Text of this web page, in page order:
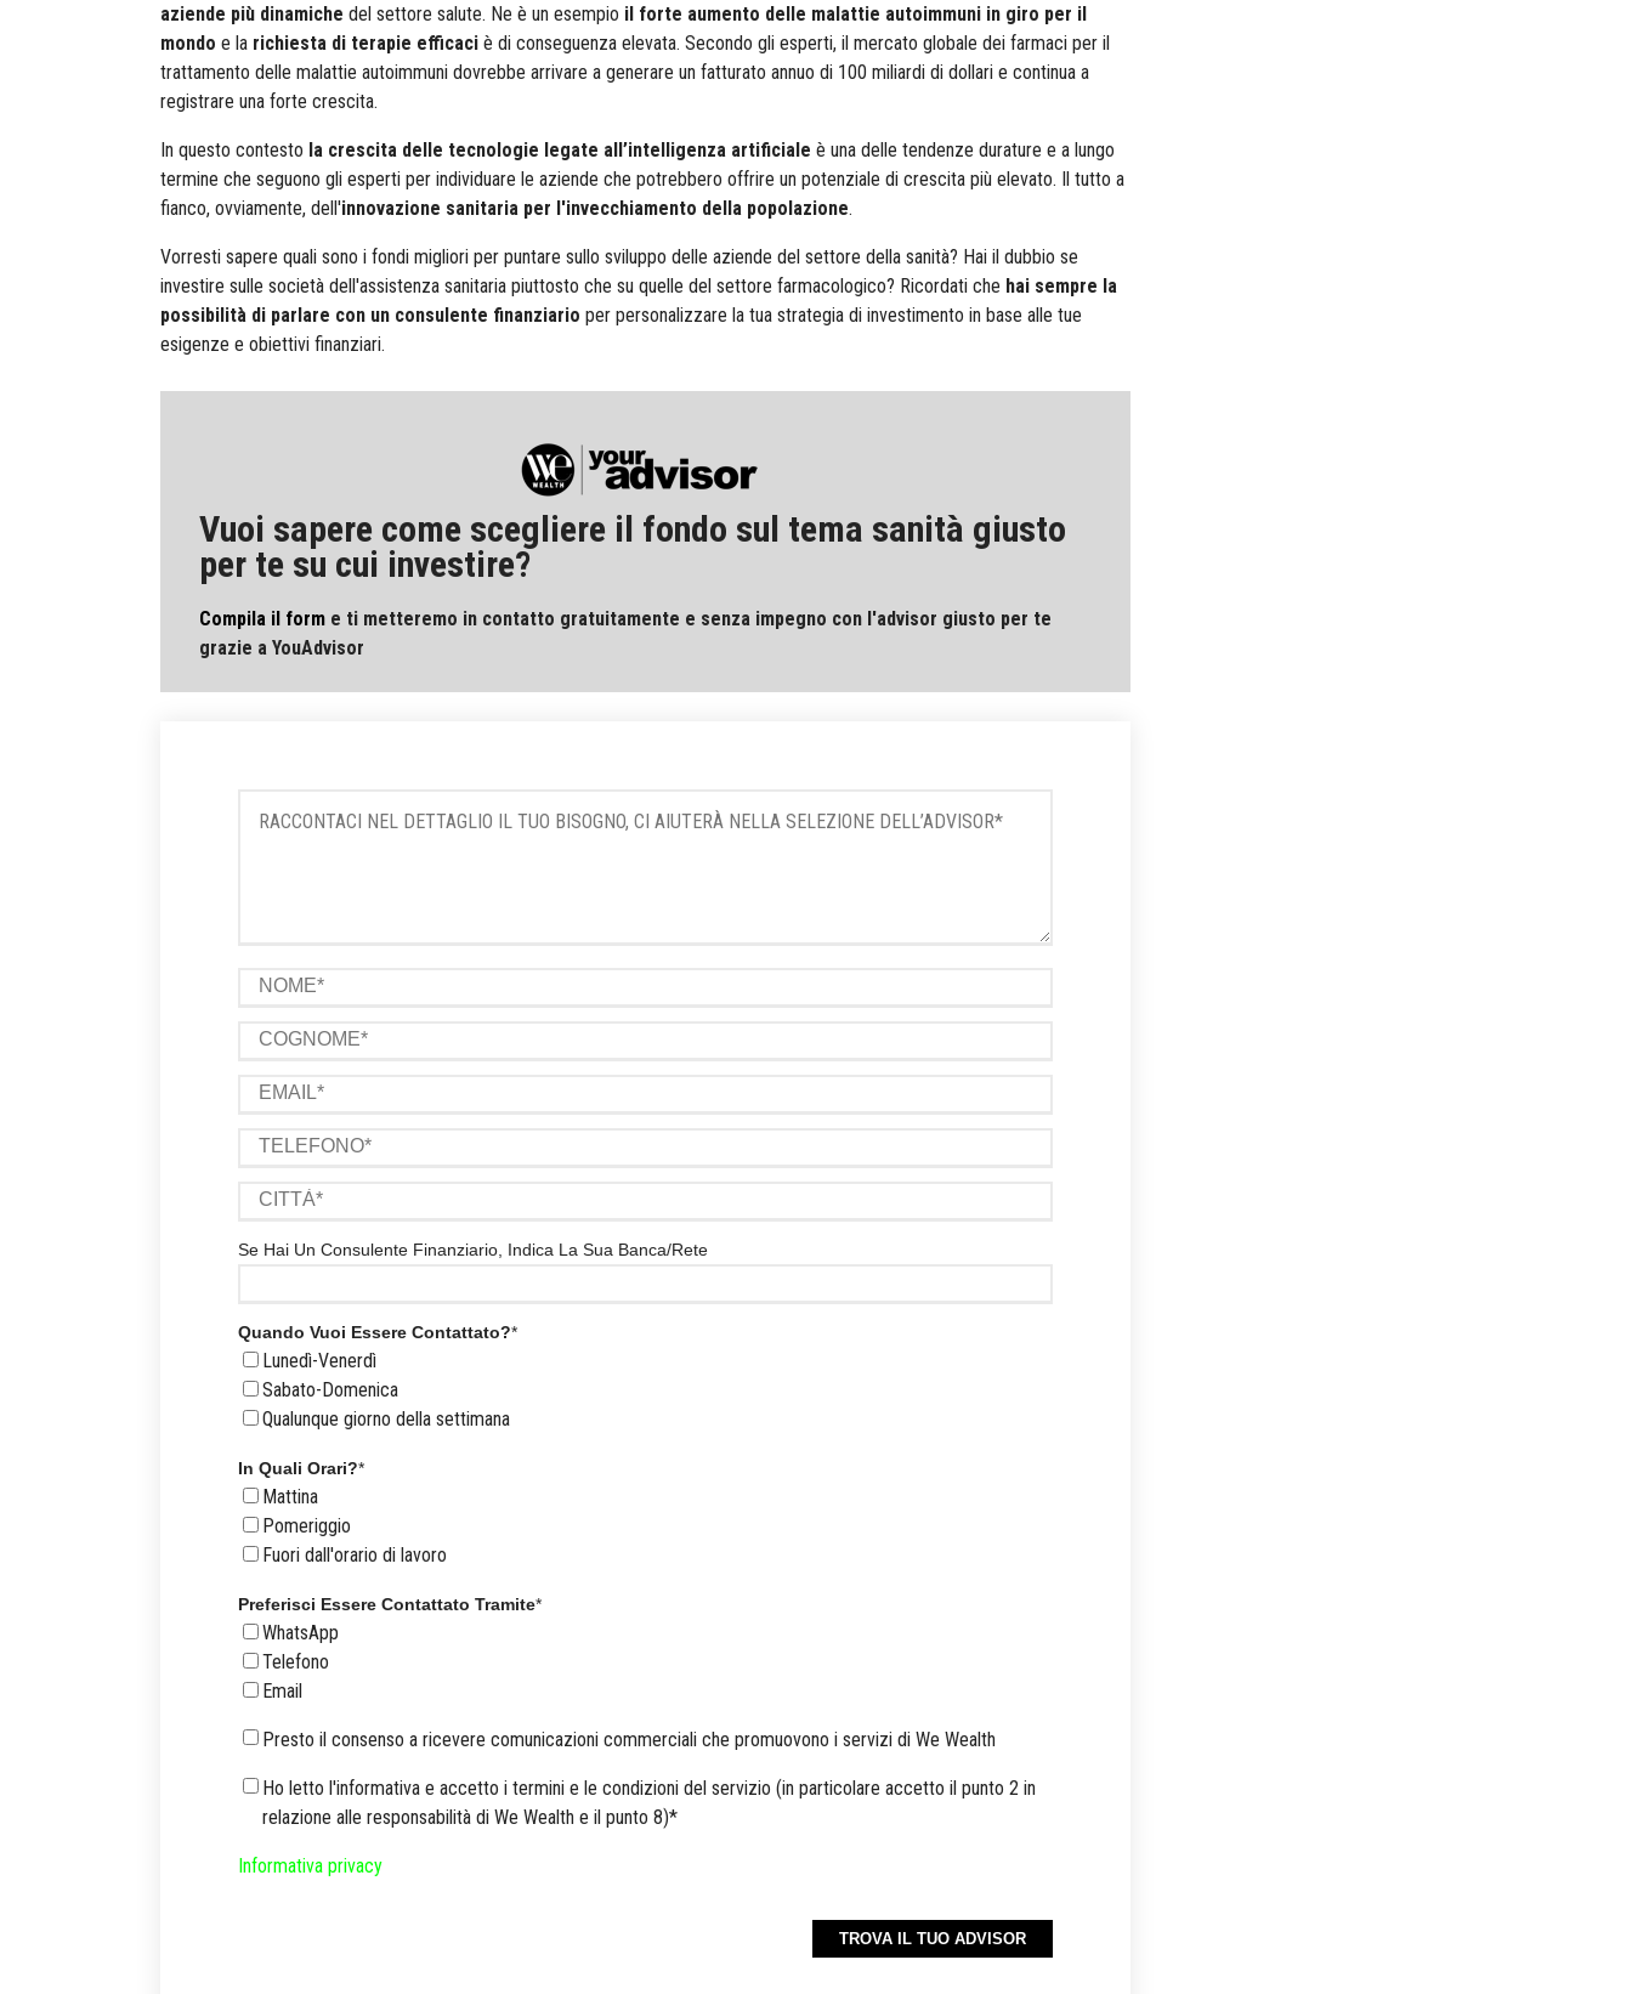
aziende più dinamiche del settore salute. Ne è un esempio il forte aumento delle malattie autoimmuni in giro per il
mondo e la richiesta di terapie efficaci è di conseguenza elevata. Secondo gli esperti, il mercato globale dei farmaci per il
trattamento delle malattie autoimmuni dovrebbe arrivare a generare un fatturato annuo di 100 miliardi di dollari e continua a
registrare una forte crescita.
In questo contesto la crescita delle tecnologie legate all’intelligenza artificiale è una delle tendenze durature e a lungo
termine che seguono gli esperti per individuare le aziende che potrebbero offrire un potenziale di crescita più elevato. Il tutto a
fianco, ovviamente, dell'innovazione sanitaria per l'invecchiamento della popolazione.
Vorresti sapere quali sono i fondi migliori per puntare sullo sviluppo delle aziende del settore della sanità? Hai il dubbio se
investire sulle società dell'assistenza sanitaria piuttosto che su quelle del settore farmacologico? Ricordati che hai sempre la
possibilità di parlare con un consulente finanziario per personalizzare la tua strategia di investimento in base alle tue
esigenze e obiettivi finanziari.
Vuoi sapere come scegliere il fondo sul tema sanità giusto
per te su cui investire?
Compila il form e ti metteremo in contatto gratuitamente e senza impegno con l'advisor giusto per te
grazie a YouAdvisor
Se Hai Un Consulente Finanziario, Indica La Sua Banca/rete
Quando Vuoi Essere Contattato?*
Lunedì-Venerdì
Sabato-Domenica
Qualunque giorno della settimana
In Quali Orari?*
Mattina
Pomeriggio
Fuori dall'orario di lavoro
Preferisci Essere Contattato Tramite*
WhatsApp
Telefono
Email
Presto il consenso a ricevere comunicazioni commerciali che promuovono i servizi di We Wealth
Ho letto l'informativa e accetto i termini e le condizioni del servizio (in particolare accetto il punto 2 in
relazione alle responsabilità di We Wealth e il punto 8)*
Informativa privacy